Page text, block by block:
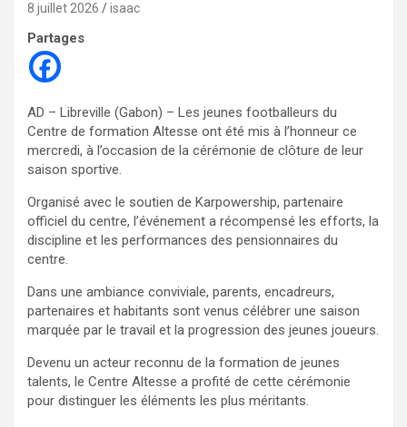
8 juillet 2026 isaac
Partages
AD – Libreville (Gabon) – Les jeunes footballeurs du
Centre de formation Altesse ont été mis à l’honneur ce
mercredi, à l’occasion de la cérémonie de clôture de leur
saison sportive.
Organisé avec le soutien de Karpowership, partenaire
officiel du centre, l’événement a récompensé les efforts, la
discipline et les performances des pensionnaires du
centre.
Dans une ambiance conviviale, parents, encadreurs,
partenaires et habitants sont venus célébrer une saison
marquée par le travail et la progression des jeunes joueurs.
Devenu un acteur reconnu de la formation de jeunes
talents, le Centre Altesse a profité de cette cérémonie
pour distinguer les éléments les plus méritants.